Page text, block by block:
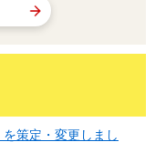
策定・変更しまし